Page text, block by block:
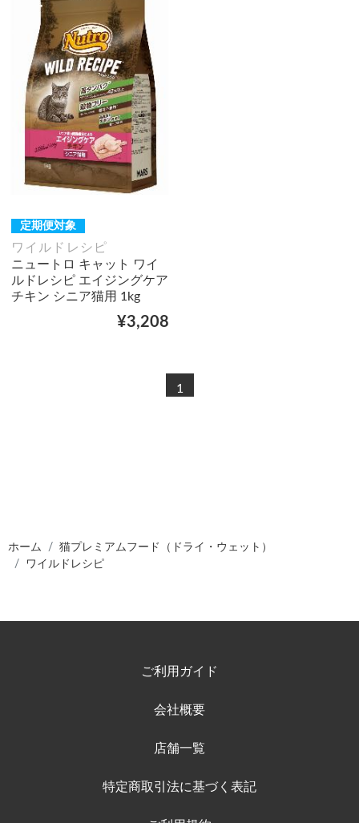
定期便対象
ワイルドレシピ
ニュートロ キャット ワイ
ルドレシピ エイジングケア
チキン シニア猫用 1kg
¥3,208
1
ホーム
猫プレミアムフード（ドライ・ウェット）
ワイルドレシピ
ご利用ガイド
会社概要
店舗一覧
特定商取引法に基づく表記